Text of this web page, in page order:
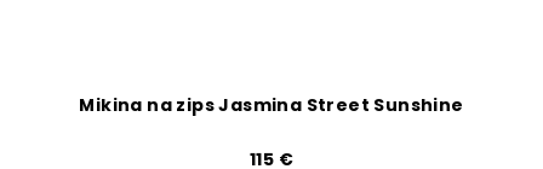
Mikina na zips Jasmina Street Sunshine
115 €